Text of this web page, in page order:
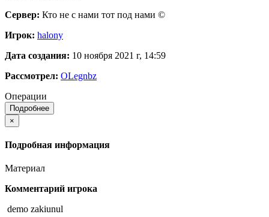
Сервер: Кто не с нами тот под нами ©
Игрок: halony
Дата создания: 10 ноября 2021 г, 14:59
Рассмотрел: OLegnbz
Операции
Подробнее
×
Подробная информация
Материал
Комментарий игрока
demo zakiunul